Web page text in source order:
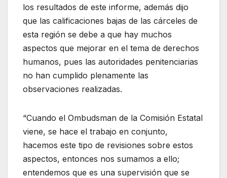
los resultados de este informe, además dijo
que las calificaciones bajas de las cárceles de
esta región se debe a que hay muchos
aspectos que mejorar en el tema de derechos
humanos, pues las autoridades penitenciarias
no han cumplido plenamente las
observaciones realizadas.
“Cuando el Ombudsman de la Comisión Estatal
viene, se hace el trabajo en conjunto,
hacemos este tipo de revisiones sobre estos
aspectos, entonces nos sumamos a ello;
entendemos que es una supervisión que se